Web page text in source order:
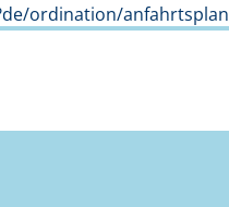
ordination/